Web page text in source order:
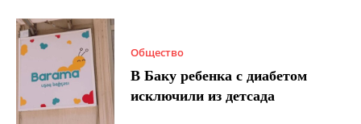
Общество
В Баку ребенка с диабетом
исключили из детсада